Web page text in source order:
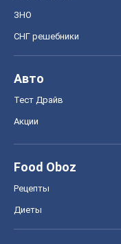
ЗНО
СНГ решебники
Авто
Тест Драйв
Акции
Food Oboz
Рецепты
Диеты